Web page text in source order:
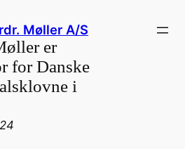
Møller A/S
er
for Danske
i